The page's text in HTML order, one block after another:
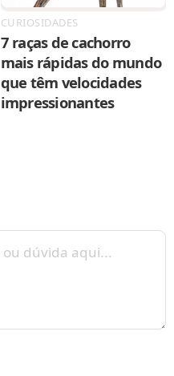
CURIOSIDADES
7 raças de cachorro
mais rápidas do mundo
que têm velocidades
impressionantes